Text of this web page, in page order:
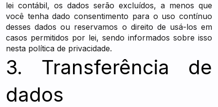
lei contábil, os dados serão excluídos, a menos que
você tenha dado consentimento para o uso contínuo
desses dados ou reservamos o direito de usá-los em
casos permitidos por lei, sendo informados sobre isso
nesta política de privacidade.
3. Transferência de
dados